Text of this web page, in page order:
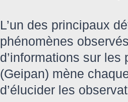
L’un des principaux
phénomènes
d’informations sur
(Geipan) mène
d’élucider les